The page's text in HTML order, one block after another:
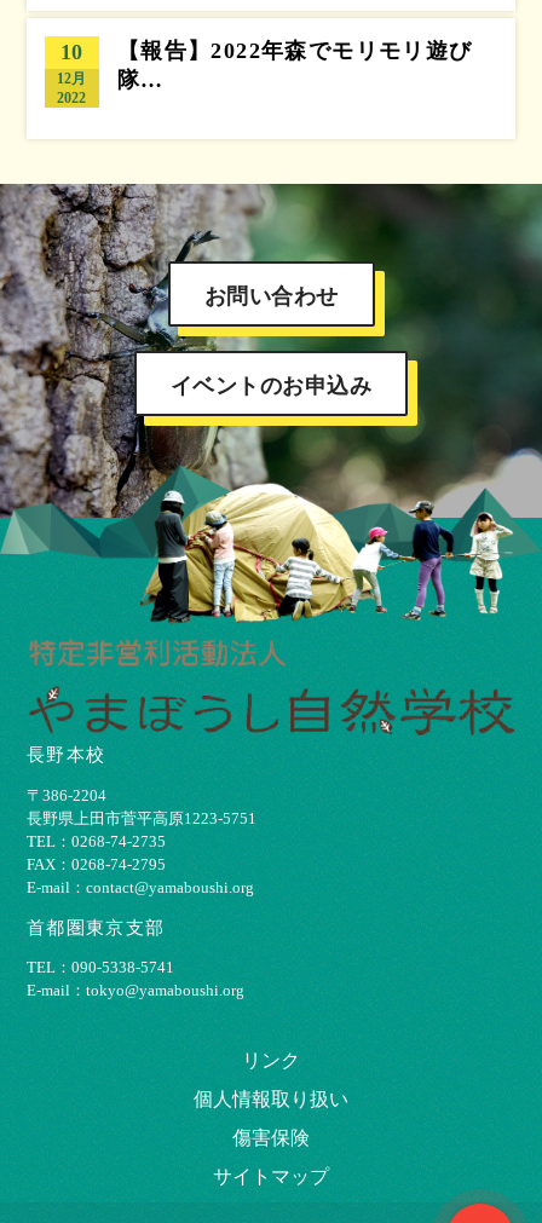
10
12月
2022
【報告】2022年森でモリモリ遊び
隊…
お問い合わせ
イベントのお申込み
長野本校
〒386-2204
⻑野県上⽥市菅平⾼原1223-5751
TEL：0268-74-2735
FAX：0268-74-2795
E-mail：contact@yamaboushi.org
首都圏東京支部
TEL：090-5338-5741
E-mail：tokyo@yamaboushi.org
リンク
個⼈情報取り扱い
傷害保険
サイトマップ